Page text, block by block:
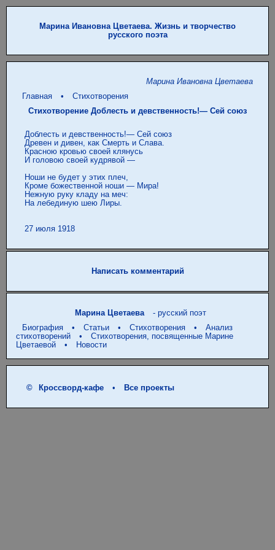
Марина Ивановна Цветаева. Жизнь и творчество
русского поэта
Марина Ивановна Цветаева
Главная
•
Стихотворения
Стихотворение Доблесть и девственность!— Сей союз
Доблесть и девственность!— Сей союз
Древен и дивен, как Смерть и Слава.
Красною кровью своей клянусь
И головою своей кудрявой —
Ноши не будет у этих плеч,
Кроме божественной ноши — Мира!
Нежную руку кладу на меч:
На лебединую шею Лиры.
Написать комментарий
Марина Цветаева
- русский поэт
Биография
• Статьи • Стихотворения •
Анализ
стихотворений
•
Стихотворения, посвященные Марине
Цветаевой
• Новости
© Кроссворд-кафе • Все проекты